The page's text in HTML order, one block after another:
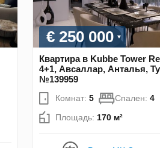
€ 250 000
Квартира в Kubbe Tower
4+1, Авсаллар, Анталья,
№139959
Комнат: 5 Спален: 4
Площадь: 170 м²